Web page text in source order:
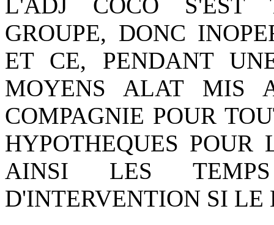
GROUPE, DONC
ET CE, PENDANT
MOYENS ALAT MIS
COMPAGNIE POUR
HYPOTHEQUES POUR
AINSI LES
D'INTERVENTION SI LE